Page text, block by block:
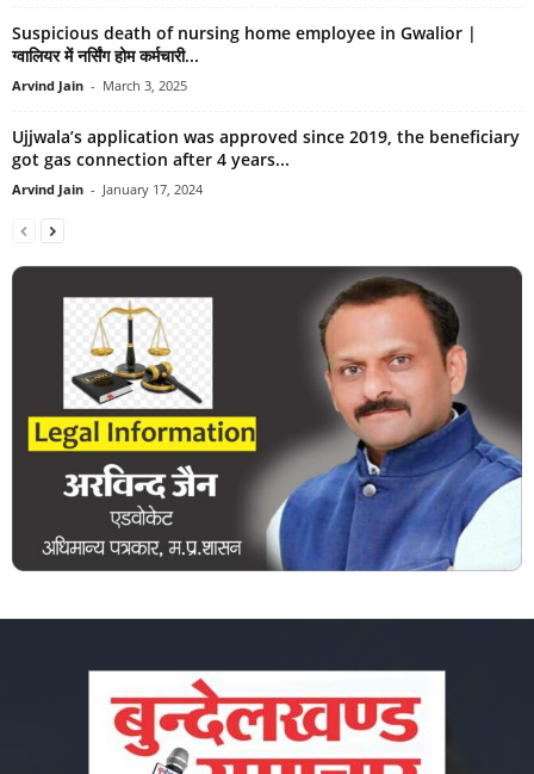
Suspicious death of nursing home employee in Gwalior |
ग्वालियर में नर्सिंग होम कर्मचारी...
Arvind Jain - March 3, 2025
Ujjwala’s application was approved since 2019, the beneficiary
got gas connection after 4 years...
Arvind Jain - January 17, 2024